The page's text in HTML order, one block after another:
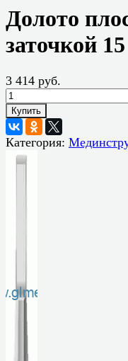
Долото
заточкой
3 414 руб.
Купить
Категория: